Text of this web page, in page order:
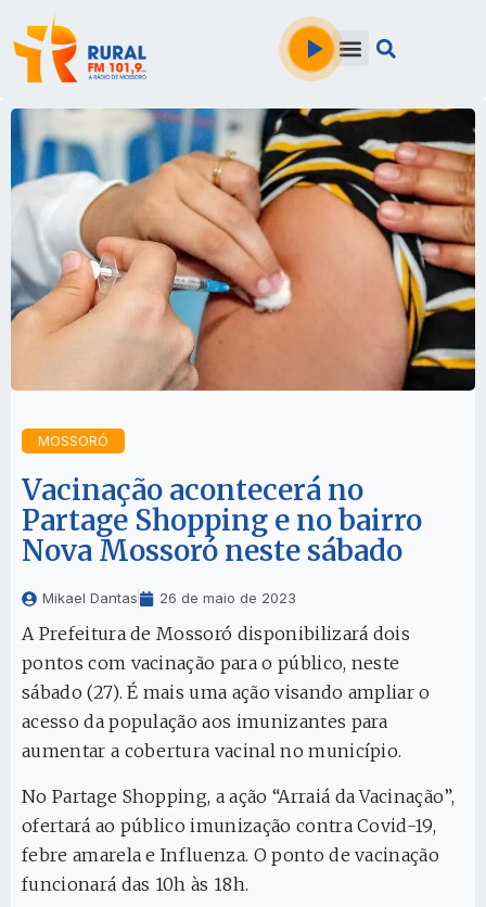
MOSSORÓ
Vacinação acontecerá no
Partage Shopping e no bairro
Nova Mossoró neste sábado
Mikael Dantas 26 de maio de 2023
A Prefeitura de Mossoró disponibilizará dois
pontos com vacinação para o público, neste
sábado (27). É mais uma ação visando ampliar o
acesso da população aos imunizantes para
aumentar a cobertura vacinal no município.
No Partage Shopping, a ação “Arraiá da Vacinação”,
ofertará ao público imunização contra Covid-19,
febre amarela e Influenza. O ponto de vacinação
funcionará das 10h às 18h.